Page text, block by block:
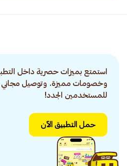
استمتع بميزات حصرية داخل
وخصومات مميزة. وتوصيل مجاني
للمستخدمين الجدد!
حمل التطبيق الآن